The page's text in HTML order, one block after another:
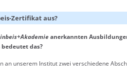
Zertifikat aus?
anerkannten
bedeutet das?
an unserem Institut zwei verschiedene